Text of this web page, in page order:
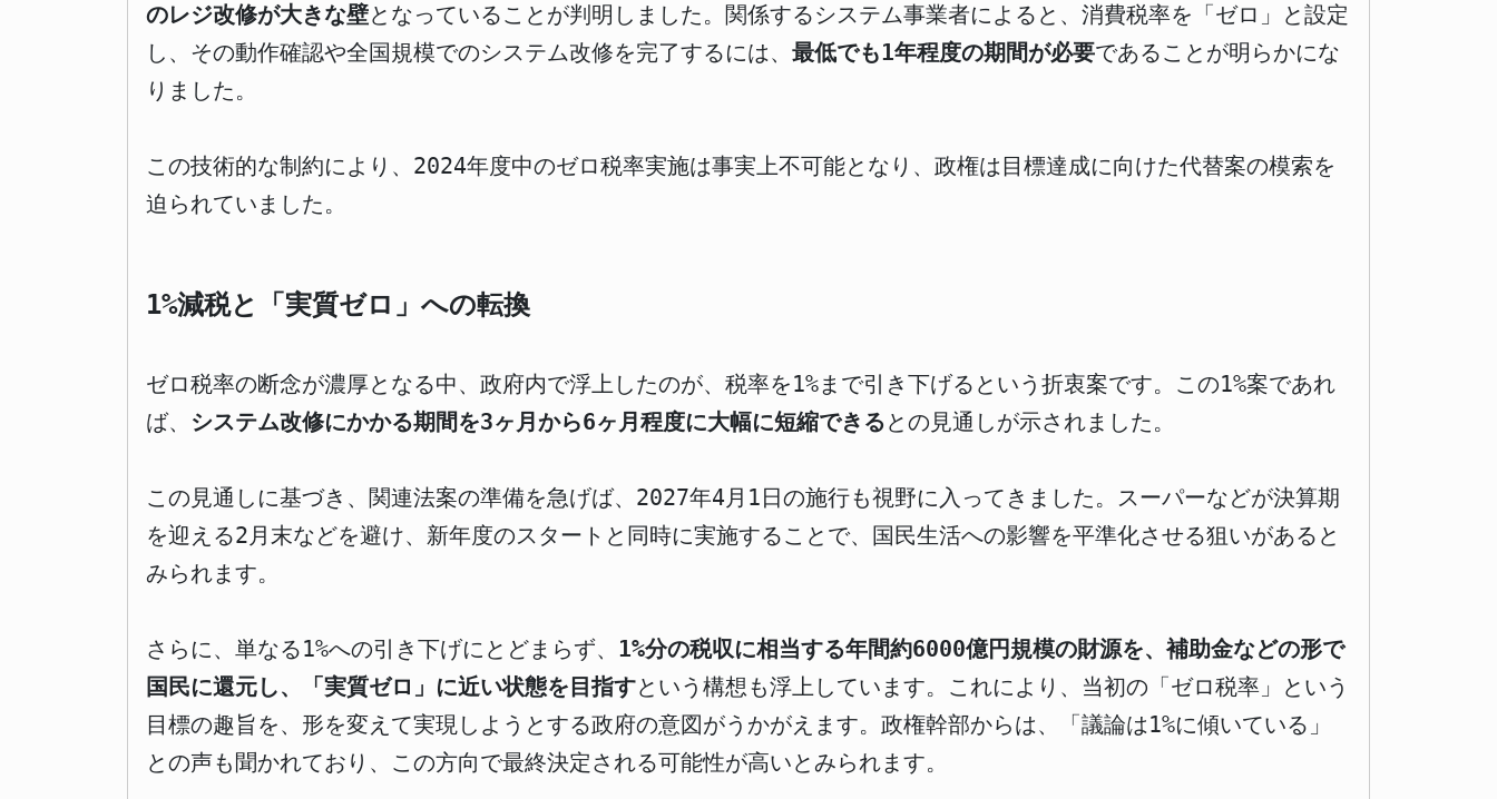
のレジ改修が大きな壁となっていることが判明しました。関係するシステム事業者によると、消費税率を「ゼロ」と設定
し、その動作確認や全国規模でのシステム改修を完了するには、 最低でも1年程度の期間が必要であることが明らかにな
りました。
この技術的な制約により、2024年度中のゼロ税率実施は事実上不可能となり、政権は目標達成に向けた代替案の模索を
迫られていました。
1%減税と「実質ゼロ」への転換
ゼロ税率の断念が濃厚となる中、政府内で浮上したのが、税率を1%まで引き下げるという折衷案です。この1%案であれ
ば、 システム改修にかかる期間を3ヶ月から6ヶ月程度に大幅に短縮できるとの見通しが示されました。
この見通しに基づき、関連法案の準備を急げば、2027年4月1日の施行も視野に入ってきました。スーパーなどが決算期
を迎える2月末などを避け、新年度のスタートと同時に実施することで、国民生活への影響を平準化させる狙いがあると
みられます。
さらに、単なる1%への引き下げにとどまらず、 1%分の税収に相当する年間約6000億円規模の財源を、補助金などの形で
国民に還元し、「実質ゼロ」に近い状態を目指すという構想も浮上しています。これにより、当初の「ゼロ税率」という
目標の趣旨を、形を変えて実現しようとする政府の意図がうかがえます。政権幹部からは、「議論は1%に傾いている」
との声も聞かれており、この方向で最終決定される可能性が高いとみられます。